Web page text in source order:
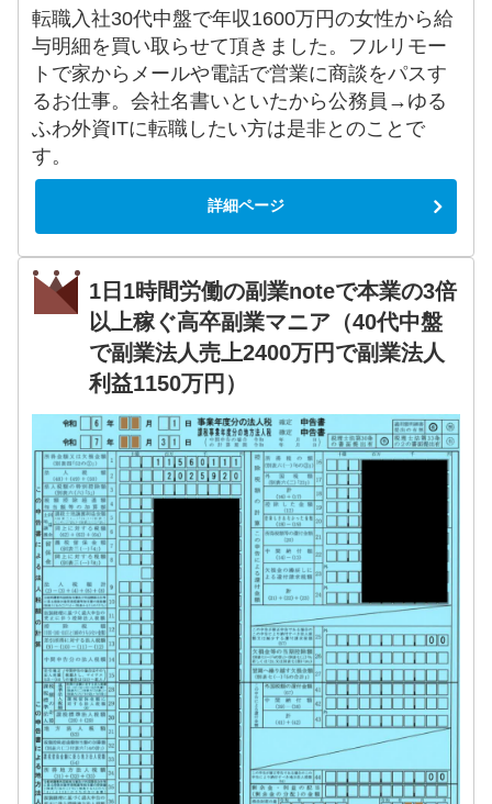
転職入社30代中盤で年収1600万円の女性から給
与明細を買い取らせて頂きました。フルリモー
トで家からメールや電話で営業に商談をパスす
るお仕事。会社名書いといたから公務員→ゆる
ふわ外資ITに転職したい方は是非とのことで
す。
詳細ページ
1日1時間労働の副業noteで本業の3倍
以上稼ぐ高卒副業マニア（40代中盤
で副業法人売上2400万円で副業法人
利益1150万円）